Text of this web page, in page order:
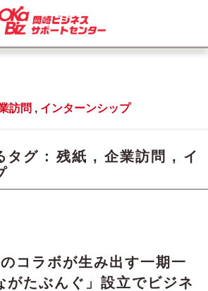
訪問 , インターンシップ
タグ : 残紙 , 企業訪問 , イ
コラボが生み出す一期一
がたぶんぐ」設立でビジネ